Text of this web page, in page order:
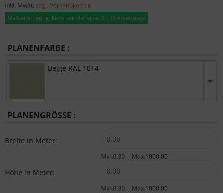
inkl. MwSt. zzgl. Versandkosten
Maßanfertigung, Lieferzeit daher ca. 5 - 10 Arbeitstage
PLANENFARBE :
Beige RAL 1014
PLANENGRÖSSE :
Breite in Meter:
Min.0.30 Max.1000.00
Höhe in Meter:
Min.0.30 Max.1000.00